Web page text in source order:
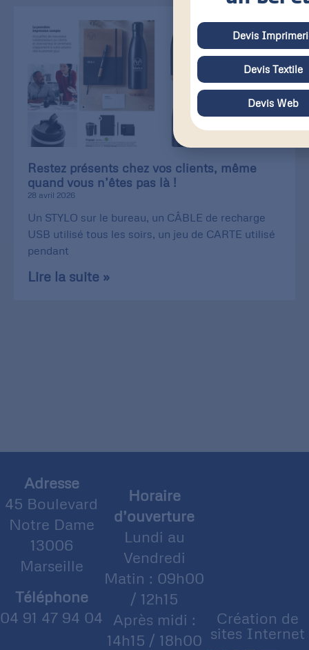
Restez présents chez vos clients, même
quand vous n’êtes pas là !
28 avril 2026
Un STYLO sur le bureau, un CÂBLE de recharge
USB utilisé tous les soirs, un jeu de CARTE utilisé
pendant
Lire la suite »
Adresse
45 Boulevard
Notre Dame
13006
Marseille
Téléphone
04 91 47 94 04
Horaire
d’ouverture
Lundi au
Vendredi
Matin : 09h00
/ 12h15
Après midi :
14h15 / 18h00
Création de
sites Internet
Devis
Devis Textile
Devis Web